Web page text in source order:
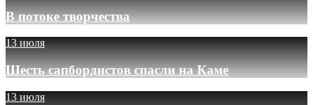
В потоке творчества
13 июля
Шесть сапбордистов спасли на Каме
13 июля